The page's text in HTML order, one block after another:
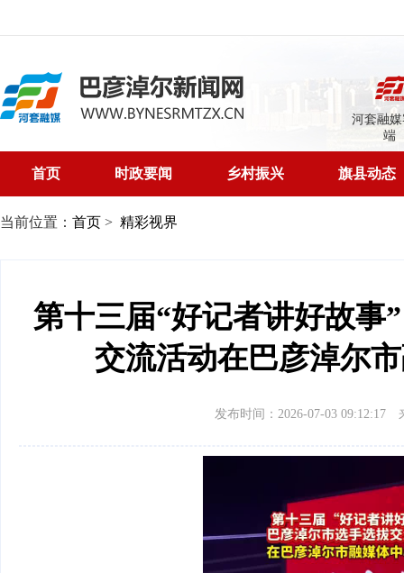
河套融
端
首页 时政要闻 乡村振兴 旗县动态
当前位置： 首页 > 精彩视界
第十三届“好记者讲好故事
交流活动在巴彦淖尔
发布时间：2026-07-03 09:12:17